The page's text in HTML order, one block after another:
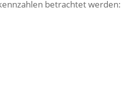
betrachtet werden: